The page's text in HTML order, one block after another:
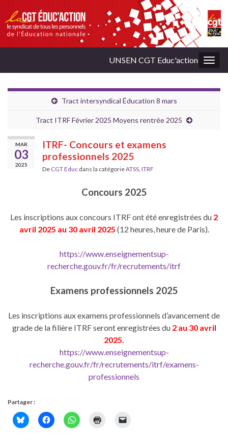
UNSEN CGT Educ'action
Tract intersyndical Éducation 8 mars
Tract ITRF Février 2025 Moyens rentrée 2025
MAR
03
2025
ITRF- Concours et examens
professionnels 2025
De CGT Educ dans la catégorieATSS, ITRF
Concours 2025
Les inscriptions aux concours ITRF ont été enregistrées du 2
avril 2025 au 30 avril 2025 (12 heures, heure de Paris).
https://www.enseignementsup-
recherche.gouv.fr/fr/recrutements/itrf
Examens professionnels 2025
Les inscriptions aux examens professionnels d’avancement de
grade de la filière ITRF seront enregistrées du 2 au 30 avril
2025.
https://www.enseignementsup-
recherche.gouv.fr/fr/recrutements/itrf/examens-
professionnels
Partager :